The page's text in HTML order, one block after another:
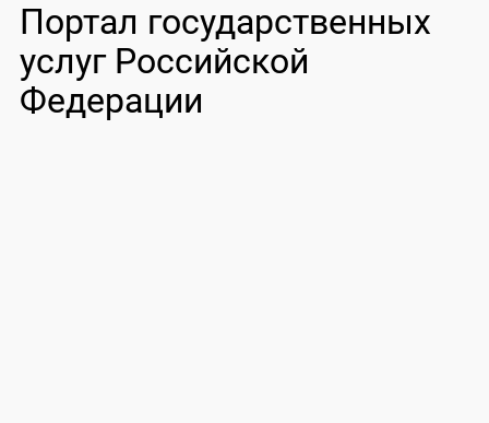
Портал государственных
услуг Российской
Федерации